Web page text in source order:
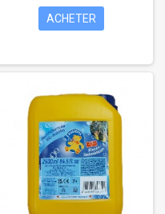
ACHETER